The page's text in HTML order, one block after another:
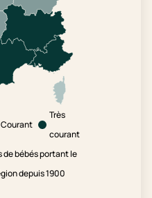
Courant
Très
courant
de bébés portant le
depuis 1900